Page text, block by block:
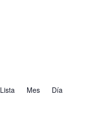
Lista Mes Día